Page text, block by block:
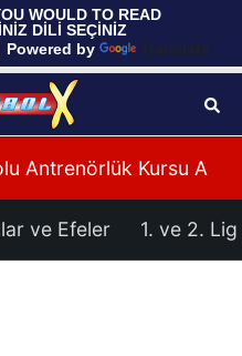
WOULD TO READ
DİLİ SEÇİNİZ
Powered by
Translate
2027 CEV U20
ve Efeler 1. ve 2. Lig